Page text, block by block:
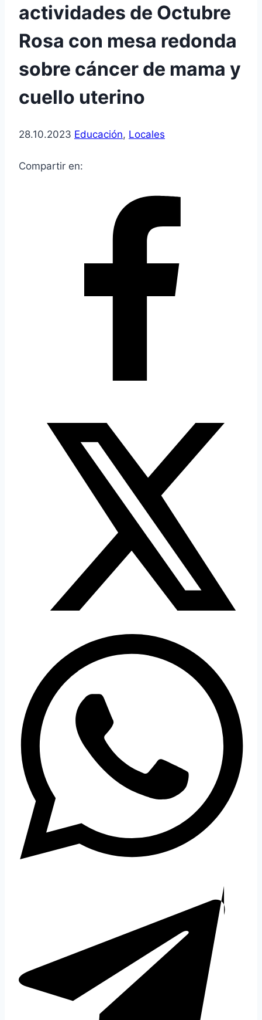
actividades de Octubre
Rosa con mesa redonda
sobre cáncer de mama y
cuello uterino
28.10.2023 Educación, Locales
Compartir en: